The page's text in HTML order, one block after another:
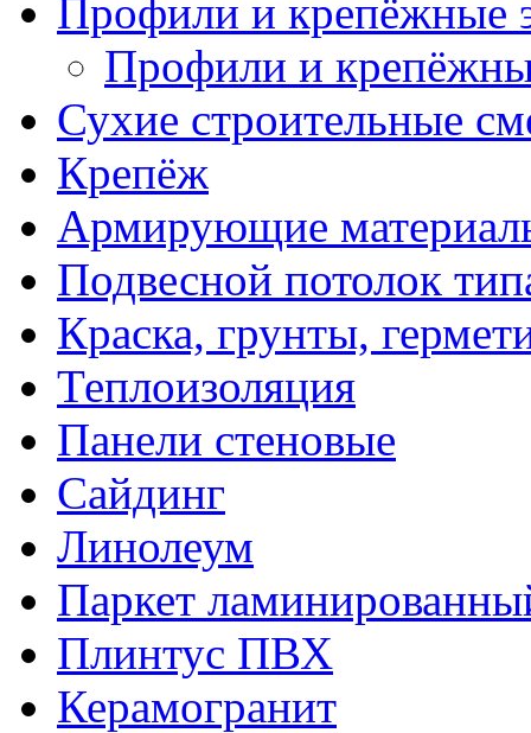
Профили и
Профили и
Сухие строительные
Крепёж
Армирующие
Подвесной потолок
Краска, грунты,
Теплоизоляция
Панели стеновые
Сайдинг
Линолеум
Паркет
Плинтус ПВХ
Керамогранит